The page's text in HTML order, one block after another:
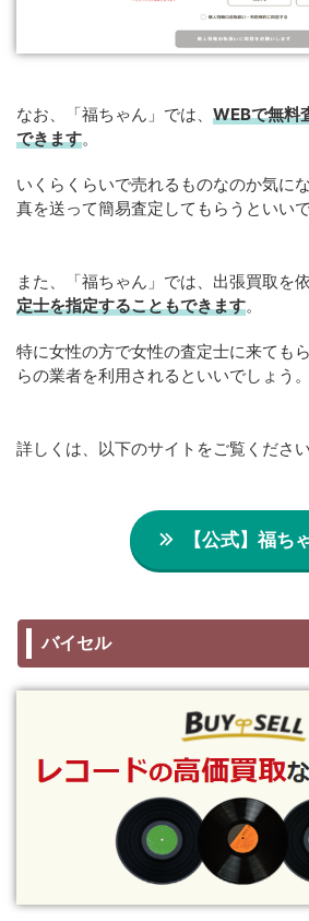
なお、「福ちゃん」では、 WEBで無料
できます。
いくらくらいで売れるものなのか気に
真を送って簡易査定してもらうといいで
また、「福ちゃん」では、出張買取を
定士を指定することもできます。
特に女性の方で女性の査定士に来ても
らの業者を利用されるといいでしょう。
詳しくは、以下のサイトをご覧ください
【公式】福ち
バイセル